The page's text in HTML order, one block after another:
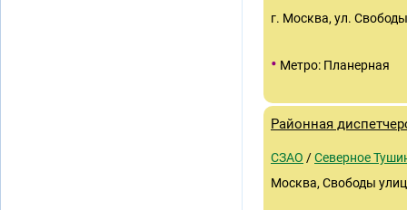
г. Москва, ул.
• Метро: Планерная
Районная
СЗАО /Северное
Москва, Свободы